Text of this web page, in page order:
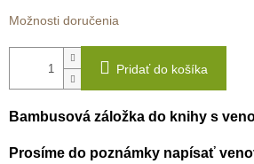
Možnosti doručenia
Pridať do košíka
Bambusová záložka do knihy s
Prosíme do poznámky napísať